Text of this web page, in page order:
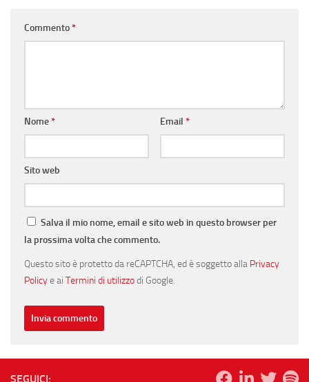
Commento*
Nome* Email *
Sito web
Salva il mio nome, email e sito web in questo browser per
la prossima volta che commento.
Questo sito è protetto da reCAPTCHA, ed è soggetto alla Privacy
Policye ai Termini di utilizzodi Google.
SEGUICI: